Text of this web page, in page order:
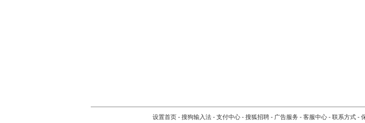
设置首页 - 搜狗输入法 - 支付中心 - 搜狐招聘 - 广告服务 - 客服中心 - 联系方式 -